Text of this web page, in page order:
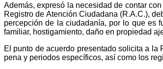
Además, expresó la necesidad de contar
Registro de Atención Ciudadana (R.A.C.),
percepción de la ciudadanía, por lo que es
familiar, hostigamiento, daño en propiedad
El punto de acuerdo presentado solicita a
pena y periodos específicos, así como los